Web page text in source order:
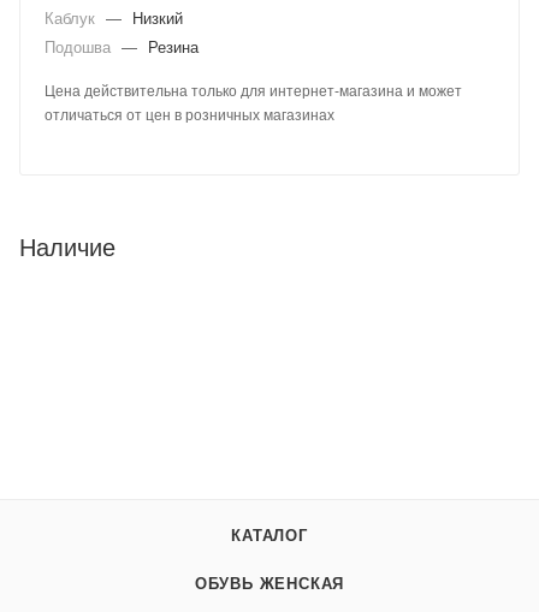
Каблук —
Низкий
Подошва — Резина
Цена действительна только для интернет-магазина и может
отличаться от цен в розничных магазинах
Наличие
КАТАЛОГ
ОБУВЬ ЖЕНСКАЯ